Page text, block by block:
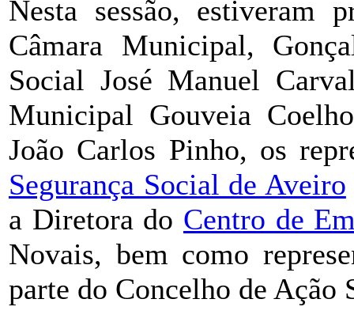
Nesta sessão, estiveram
Câmara Municipal,
Social José Manuel
Municipal Gouveia
João Carlos Pinho, os
Segurança Social de Aveiro
a Diretora do Centro de
Novais, bem como
parte do Concelho de Ação